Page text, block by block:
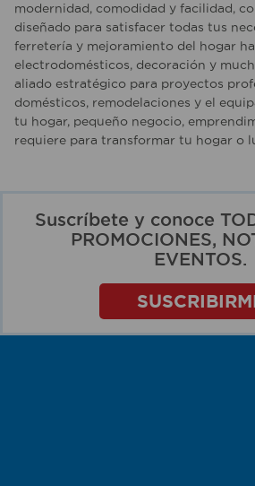
modernidad, comodidad y facilidad,
diseñado para satisfacer todas tus
ferretería y mejoramiento del hogar
electrodomésticos, decoración y
aliado estratégico para proyectos
domésticos, remodelaciones y el
tu hogar, pequeño negocio,
requiere para transformar tu hogar o
Suscríbete y conoce
PROMOCIONES,
EVENTOS.